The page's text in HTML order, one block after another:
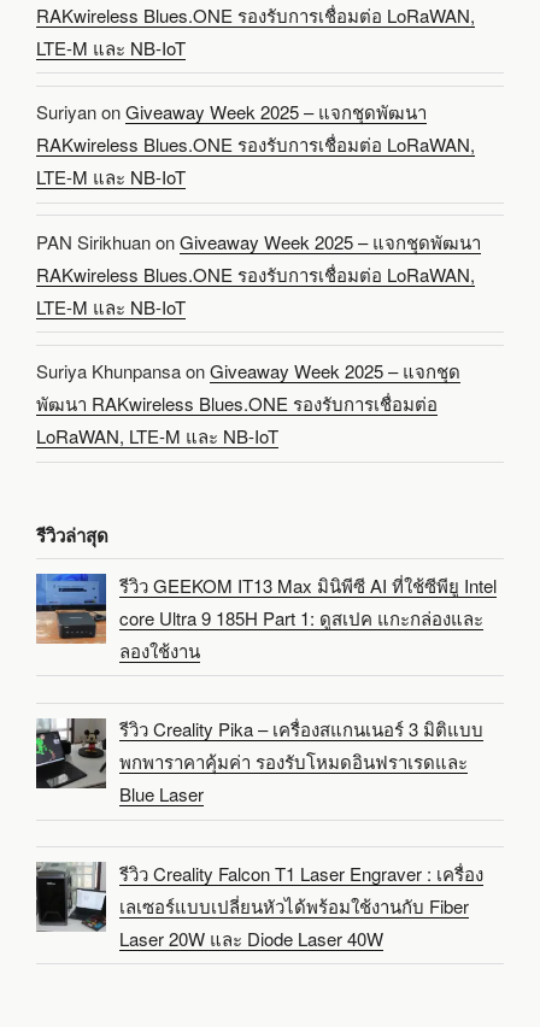
RAKwireless Blues.ONE รองรับการเชื่อมต่อ LoRaWAN,
LTE-M และ NB-IoT
SuriyanonGiveaway Week 2025 – แจกชุดพัฒนา
RAKwireless Blues.ONE รองรับการเชื่อมต่อ LoRaWAN,
LTE-M และ NB-IoT
PAN SirikhuanonGiveaway Week 2025 – แจกชุดพัฒนา
RAKwireless Blues.ONE รองรับการเชื่อมต่อ LoRaWAN,
LTE-M และ NB-IoT
Suriya KhunpansaonGiveaway Week 2025 – แจกชุด
พัฒนา RAKwireless Blues.ONE รองรับการเชื่อมต่อ
LoRaWAN, LTE-M และ NB-IoT
รีวิวล่าสุด
รีวิว GEEKOM IT13 Max มินิพีซี AI ที่ใช้ซีพียู Intel
core Ultra 9 185H Part 1: ดูสเปค แกะกล่องและ
ลองใช้งาน
รีวิว Creality Pika – เครื่องสแกนเนอร์ 3 มิติแบบ
พกพาราคาคุ้มค่า รองรับโหมดอินฟราเรดและ
Blue Laser
รีวิว Creality Falcon T1 Laser Engraver : เครื่อง
เลเซอร์แบบเปลี่ยนหัวได้พร้อมใช้งานกับ Fiber
Laser 20W และ Diode Laser 40W